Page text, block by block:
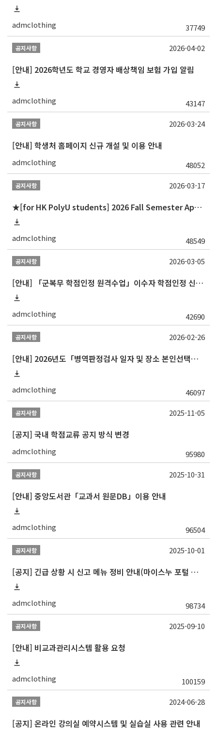
admclothing 37749
공지사항
[안내] 2026학년도 학교 경영자 배상책임 보험 가입 알림
admclothing 43147
2026-04-02
공지사항
[안내] 학생처 홈페이지 신규 개설 및 이용 안내
admclothing 48052
2026-03-24
공지사항
★[for HK PolyU students] 2026 Fall Semester Application Announcement for The Dual Ph.D. Degree Program
admclothing 48549
2026-03-17
공지사항
[안내] 「군복무 학점인정 원격수업」이수자 학점인정 신청 안내
admclothing 42690
2026-03-05
공지사항
[안내] 2026년도「병역판정검사 일자 및 장소 본인선택」안내
admclothing 46097
2026-02-26
공지사항
[공지] 국내 학점교류 공지 방식 변경
admclothing 95980
2025-11-05
공지사항
[안내] 중앙도서관「교과서 원문DB」이용 안내
admclothing 96504
2025-10-31
공지사항
[공지] 긴급 상황 시 신고 메뉴 정비 안내(마이스누 포털 및 모바일 앱)
admclothing 98734
2025-10-01
공지사항
[안내] 비교과관리시스템 활용 요청
admclothing 100159
2025-09-10
공지사항
[공지] 온라인 강의실 예약시스템 및 실습실 사용 관련 안내
2024-06-28